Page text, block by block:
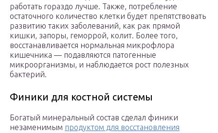
работать гораздо лучше. Также, потребление
остаточного количество клетки будет препятствовать
развитию таких заболеваний, как рак прямой
кишки, запоры, геморрой, колит. Более того,
восстанавливается нормальная микрофлора
кишечника — подавляются патогенные
микроорганизмы, и наблюдается рост полезных
бактерий.
Финики для костной системы
Богатый минеральный состав сделал финики
незаменимым продуктом для восстановления